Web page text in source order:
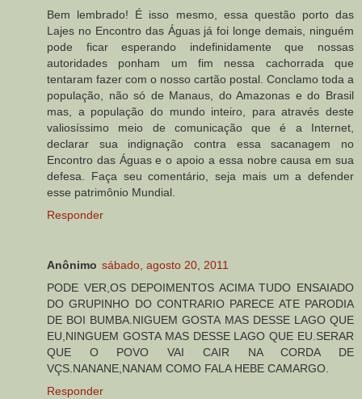
Bem lembrado! É isso mesmo, essa questão porto das
Lajes no Encontro das Águas já foi longe demais, ninguém
pode ficar esperando indefinidamente que nossas
autoridades ponham um fim nessa cachorrada que
tentaram fazer com o nosso cartão postal. Conclamo toda a
população, não só de Manaus, do Amazonas e do Brasil
mas, a população do mundo inteiro, para através deste
valiosíssimo meio de comunicação que é a Internet,
declarar sua indignação contra essa sacanagem no
Encontro das Águas e o apoio a essa nobre causa em sua
defesa. Faça seu comentário, seja mais um a defender
esse patrimônio Mundial.
Responder
Anônimo sábado, agosto 20, 2011
PODE VER,OS DEPOIMENTOS ACIMA TUDO ENSAIADO
DO GRUPINHO DO CONTRARIO PARECE ATE PARODIA
DE BOI BUMBA.NIGUEM GOSTA MAS DESSE LAGO QUE
EU,NINGUEM GOSTA MAS DESSE LAGO QUE EU.SERAR
QUE O POVO VAI CAIR NA CORDA DE
VÇS.NANANE,NANAM COMO FALA HEBE CAMARGO.
Responder